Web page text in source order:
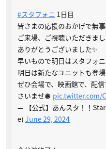
#スタフォニ 1日目
皆さまの応援のおかげで無
ご来場、ご視聴いただきま
ありがとうございました✨
早いもので明日はスタフォ
明日は新たなユニットも登
ぜひ会場で、映画館で、配
さいませ🪩 pic.twitter.com/
— 【公式】あんスタ！！
e) June 29, 2024